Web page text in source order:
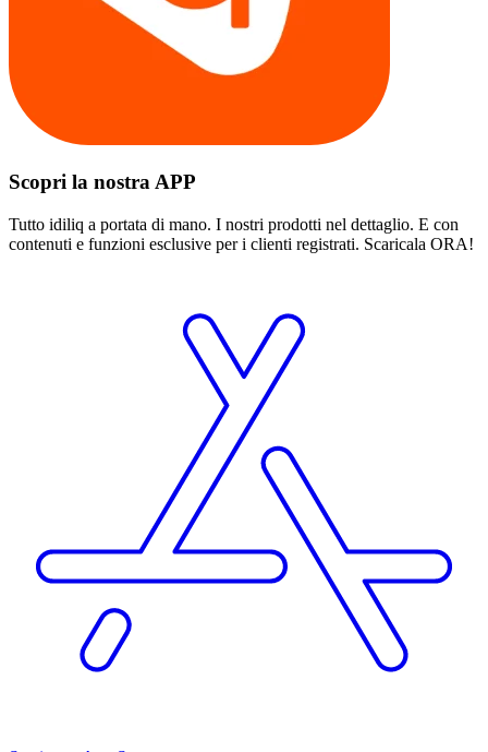
Scopri la nostra APP
Tutto idiliq a portata di mano. I nostri prodotti nel dettaglio. E con
contenuti e funzioni esclusive per i clienti registrati. Scaricala ORA!